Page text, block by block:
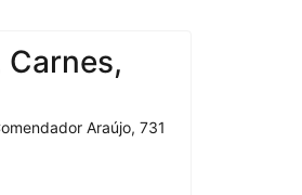
Araújo, 731